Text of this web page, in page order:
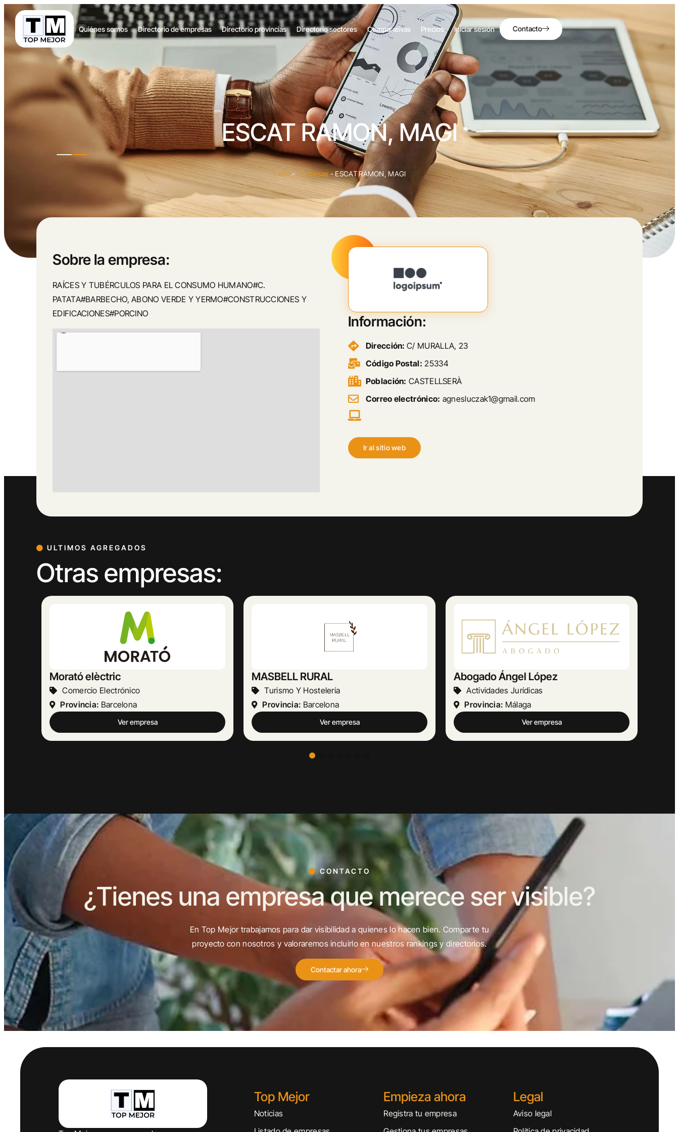
Quiénes somos Directorio de empresas Directorio provincias Directorio sectores Comparativas Precios Iniciar sesión Contacto
ESCAT RAMON, MAGI
Inicio-Empresas-ESCAT RAMON, MAGI
Sobre la empresa:
RAÍCES Y TUBÉRCULOS PARA EL CONSUMO HUMANO#C.
PATATA#BARBECHO, ABONO VERDE Y YERMO#CONSTRUCCIONES Y
EDIFICACIONES#PORCINO
Información:
Dirección:C/ MURALLA, 23
Código Postal: 25334
Población: CASTELLSERÀ
Correo electrónico: agnesluczak1@gmail.com
Ir al sitio web
ULTIMOS AGREGADOS
Otras empresas:
MASBELL RURAL
Turismo Y Hostelería
Provincia: Barcelona
Ver empresa
Abogado Ángel López
Actividades Jurídicas
Provincia: Málaga
Ver empresa
AMETRINA MUSIC
Otras Actividades Empresariales
Provincia: Barcelona
Ver empresa
CONTACTO
¿Tienes una empresa que merece ser visible?
En Top Mejor trabajamos para dar visibilidad a quienes lo hacen bien. Comparte tu
proyecto con nosotros y valoraremos incluirlo en nuestros rankings y directorios.
Contactar ahora
Top Mejor
Noticias
Empieza ahora
Registra tu empresa
Legal
Aviso legal